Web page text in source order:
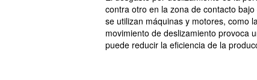
contra otro en la zona de contacto
se utilizan máquinas y motores, como
movimiento de deslizamiento provoca
puede reducir la eficiencia de la